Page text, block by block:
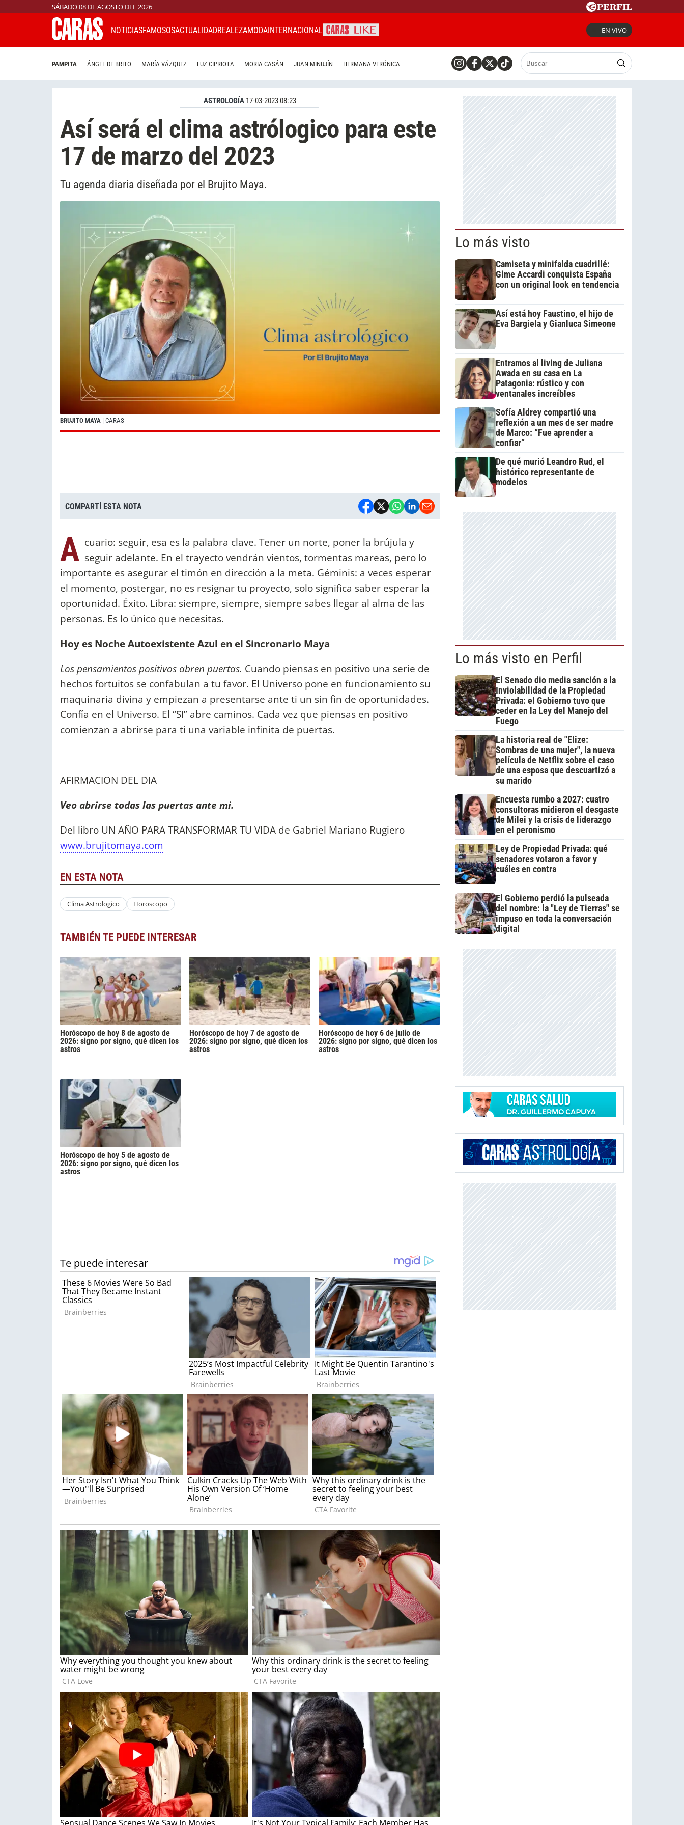
SÁBADO 08 DE AGOSTO DEL 2026
NOTICIASFAMOSOSACTUALIDADREALEZAMODAINTERNACIONAL EN VIVO
PAMPITA ÁNGEL DE BRITO MARÍA VÁZQUEZ LUZ CIPRIOTA MORIA CASÁN JUAN MINUJÍN HERMANA VERÓNICA
ASTROLOGÍA 17-03-2023 08:23
Así será el clima astrólogico para este
17 de marzo del 2023
Tu agenda diaria diseñada por el Brujito Maya.
BRUJITO MAYA | CARAS
COMPARTÍ ESTA NOTA
A cuario: seguir, esa es la palabra clave. Tener un norte, poner la brújula y
seguir adelante. En el trayecto vendrán vientos, tormentas mareas, pero lo
importante es asegurar el timón en dirección a la meta. Géminis: a veces esperar
el momento, postergar, no es resignar tu proyecto, solo significa saber esperar la
oportunidad. Éxito. Libra: siempre, siempre, siempre sabes llegar al alma de las
personas. Es lo único que necesitas.
Hoy es Noche Autoexistente Azul en el Sincronario Maya
Los pensamientos positivos abren puertas. Cuando piensas en positivo una serie de
hechos fortuitos se confabulan a tu favor. El Universo pone en funcionamiento su
maquinaria divina y empiezan a presentarse ante ti un sin fin de oportunidades.
Confía en el Universo. El “SI” abre caminos. Cada vez que piensas en positivo
comienzan a abrirse para ti una variable infinita de puertas.
AFIRMACION DEL DIA
Veo abrirse todas las puertas ante mi.
Del libro UN AÑO PARA TRANSFORMAR TU VIDA de Gabriel Mariano Rugiero
www.brujitomaya.com
EN ESTA NOTA
Clima Astrologico Horoscopo
TAMBIÉN TE PUEDE INTERESAR
Horóscopo de hoy 8 de agosto de
2026: signo por signo, qué dicen los
astros
Horóscopo de hoy 7 de agosto de
2026: signo por signo, qué dicen los
astros
Horóscopo de hoy 6 de julio de
2026: signo por signo, qué dicen los
astros
Horóscopo de hoy 5 de agosto de
2026: signo por signo, qué dicen los
astros
Lo más visto
Camiseta y minifalda cuadrillé:
Gime Accardi conquista España
con un original look en tendencia
Así está hoy Faustino, el hijo de
Eva Bargiela y Gianluca Simeone
Entramos al living de Juliana
Awada en su casa en La
Patagonia: rústico y con
ventanales increíbles
Sofía Aldrey compartió una
reflexión a un mes de ser madre
de Marco: “Fue aprender a
confiar”
De qué murió Leandro Rud, el
histórico representante de
modelos
Lo más visto en Perfil
El Senado dio media sanción a la
Inviolabilidad de la Propiedad
Privada: el Gobierno tuvo que
ceder en la Ley del Manejo del
Fuego
La historia real de "Elize:
Sombras de una mujer", la nueva
película de Netflix sobre el caso
de una esposa que descuartizó a
su marido
Encuesta rumbo a 2027: cuatro
consultoras midieron el desgaste
de Milei y la crisis de liderazgo
en el peronismo
Ley de Propiedad Privada: qué
senadores votaron a favor y
cuáles en contra
El Gobierno perdió la pulseada
del nombre: la "Ley de Tierras" se
impuso en toda la conversación
digital